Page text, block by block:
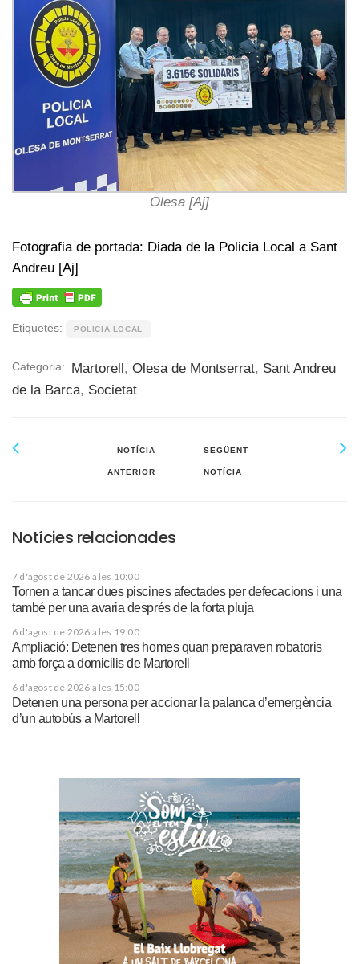
Olesa [Aj]
Fotografia de portada: Diada de la Policia Local a Sant
Andreu [Aj]
Etiquetes: POLICIA LOCAL
Categoria: Martorell , Olesa de Montserrat, Sant Andreu
de la Barca, Societat
NOTÍCIA
ANTERIOR
SEGÜENT
NOTÍCIA
Notícies relacionades
7 d'agost de 2026 a les 10:00
Tornen a tancar dues piscines afectades per defecacions i una
també per una avaria després de la forta pluja
6 d'agost de 2026 a les 19:00
Ampliació: Detenen tres homes quan preparaven robatoris
amb força a domicilis de Martorell
6 d'agost de 2026 a les 15:00
Detenen una persona per accionar la palanca d’emergència
d’un autobús a Martorell